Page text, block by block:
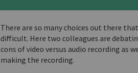
There are so many choices out there
difficult. Here two colleagues are
cons of video versus audio recording as
making the recording.